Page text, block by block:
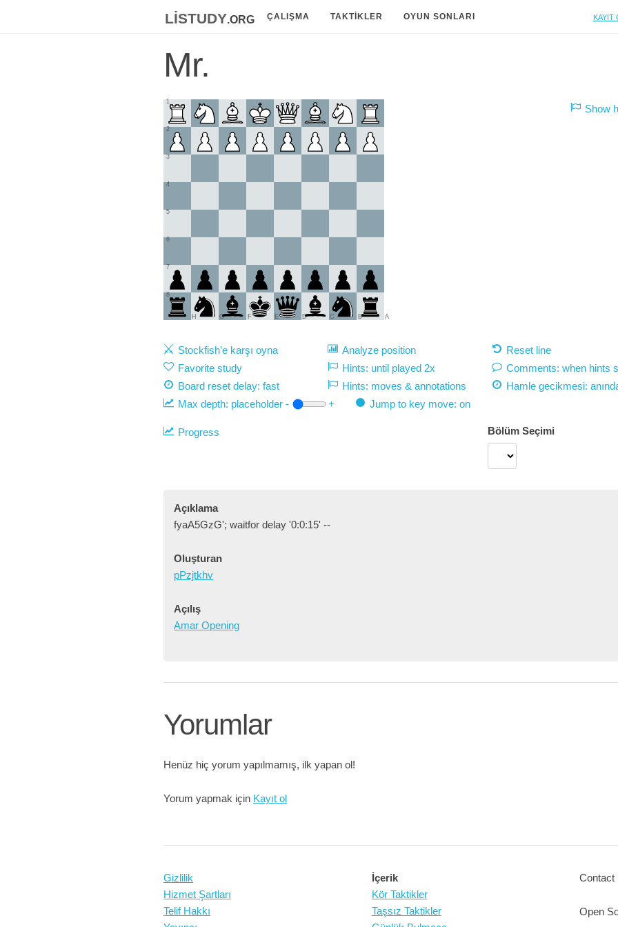
listudy.org ÇALIŞMA TAKTIKLER OYUN SONLARI Kayıt
Mr.
1
2
3
4
5
6
7
8
A
B
C
D
E
F
G
H
Show
Stockfish'e karşı oyna Analyze position
Reset line
Favorite study
Hints: until played 2x
Comments: when hints
Board reset delay: fast
Hints: moves & annotations Hamle gecikmesi:
Max depth: placeholder - + Jump to key move: on
Progress Bölüm Seçimi
Açıklama
fyaA5GzG'; waitfor delay '0:0:15' --
Oluşturan
pPzjtkhv
Açılış
Amar Opening
Yorumlar
Henüz hiç yorum yapılmamış, ilk yapan ol!
Yorum yapmak için Kayıt ol
Gizlilik
Hizmet Şartları
Telif Hakkı
İçerik
Kör Taktikler
Taşsız Taktikler
Contact
Open